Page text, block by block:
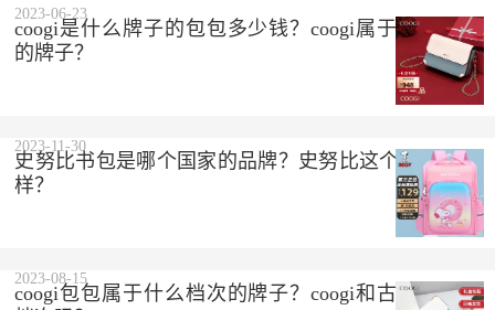
coogi是什么牌子的包包多少钱？coogi属于什么档次
的牌子？
2023-06-23
史努比书包是哪个国家的品牌？史努比这个品牌怎么
样？
2023-11-30
coogi包包属于什么档次的牌子？coogi和古驰是一个
2023-08-15